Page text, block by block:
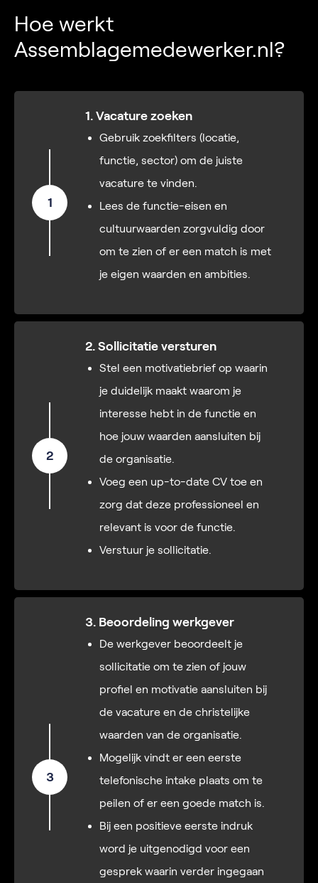
Hoe werkt
Assemblagemedewerker.nl?
1
1. Vacature zoeken
Gebruik zoekfilters (locatie,
functie, sector) om de juiste
vacature te vinden.
Lees de functie-eisen en
cultuurwaarden zorgvuldig door
om te zien of er een match is met
je eigen waarden en ambities.
2
2. Sollicitatie versturen
Stel een motivatiebrief op waarin
je duidelijk maakt waarom je
interesse hebt in de functie en
hoe jouw waarden aansluiten bij
de organisatie.
Voeg een up-to-date CV toe en
zorg dat deze professioneel en
relevant is voor de functie.
Verstuur je sollicitatie.
3
3. Beoordeling werkgever
De werkgever beoordeelt je
sollicitatie om te zien of jouw
profiel en motivatie aansluiten bij
de vacature en de christelijke
waarden van de organisatie.
Mogelijk vindt er een eerste
telefonische intake plaats om te
peilen of er een goede match is.
Bij een positieve eerste indruk
word je uitgenodigd voor een
gesprek waarin verder ingegaan